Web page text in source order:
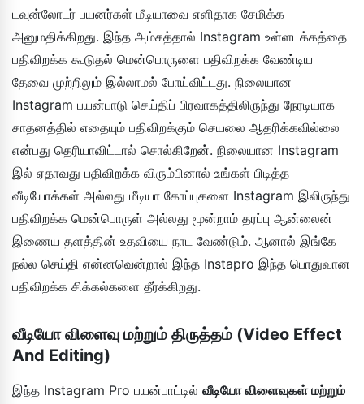
டவுன்லோடர் பயனர்கள் மீடியாவை எளிதாக சேமிக்க
அனுமதிக்கிறது. இந்த அம்சத்தால் Instagram உள்ளடக்கத்தை
பதிவிறக்க கூடுதல் மென்பொருளை பதிவிறக்க வேண்டிய
தேவை முற்றிலும் இல்லாமல் போய்விட்டது. நிலையான
Instagram பயன்பாடு செய்திப் பிரவாகத்திலிருந்து நேரடியாக
சாதனத்தில் எதையும் பதிவிறக்கும் செயலை ஆதரிக்கவில்லை
என்பது தெரியாவிட்டால் சொல்கிறேன். நிலையான Instagram
இல் ஏதாவது பதிவிறக்க விரும்பினால் உங்கள் பிடித்த
வீடியோக்கள் அல்லது மீடியா கோப்புகளை Instagram இலிருந்து
பதிவிறக்க மென்பொருள் அல்லது மூன்றாம் தரப்பு ஆன்லைன்
இணைய தளத்தின் உதவியை நாட வேண்டும். ஆனால் இங்கே
நல்ல செய்தி என்னவென்றால் இந்த Instapro இந்த பொதுவான
பதிவிறக்க சிக்கல்களை தீர்க்கிறது.
வீடியோ விளைவு மற்றும் திருத்தம் (Video Effect
And Editing)
இந்த Instagram Pro பயன்பாட்டில் வீடியோ விளைவுகள் மற்றும்